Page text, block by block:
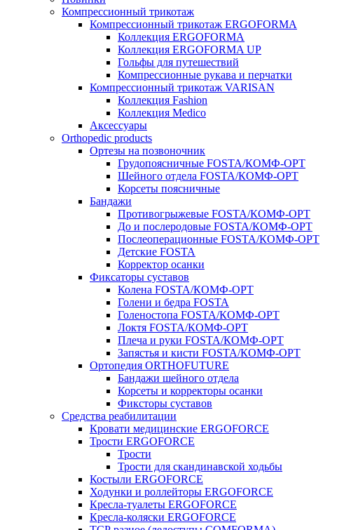
Компрессионный трикотаж
Компрессионный трикотаж ERGOFORMA
Коллекция ERGOFORMA
Коллекция ERGOFORMA UP
Гольфы для путешествий
Компрессионные рукава и перчатки
Компрессионный трикотаж VARISAN
Коллекция Fashion
Коллекция Medico
Аксессуары
Orthopedic products
Ортезы на позвоночник
Грудопоясничные FOSTA/КОМФ-ОРТ
Шейного отдела FOSTA/КОМФ-ОРТ
Корсеты поясничные
Бандажи
Противогрыжевые FOSTA/КОМФ-ОРТ
До и послеродовые FOSTA/КОМФ-ОРТ
Послеоперационные FOSTA/КОМФ-ОРТ
Детские FOSTA
Корректор осанки
Фиксаторы суставов
Колена FOSTA/КОМФ-ОРТ
Голени и бедра FOSTA
Голеностопа FOSTA/КОМФ-ОРТ
Локтя FOSTA/КОМФ-ОРТ
Плеча и руки FOSTA/КОМФ-ОРТ
Запястья и кисти FOSTA/КОМФ-ОРТ
Ортопедия ORTHOFUTURE
Бандажи шейного отдела
Корсеты и корректоры осанки
Фиксторы суставов
Средства реабилитации
Кровати медицинские ERGOFORCE
Трости ERGOFORCE
Трости
Трости для скандинавской ходьбы
Костыли ERGOFORCE
Ходунки и роллейторы ERGOFORCE
Кресла-туалеты ERGOFORCE
Кресла-коляски ERGOFORCE